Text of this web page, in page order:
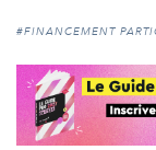
#FINANCEMENT